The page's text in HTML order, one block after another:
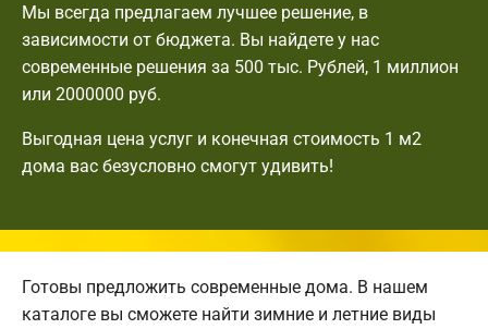
Мы всегда предлагаем лучшее решение, в
зависимости от бюджета. Вы найдете у нас
современные решения за 500 тыс. Рублей, 1 миллион
или 2000000 руб.
Выгодная цена услуг и конечная стоимость 1 м2
дома вас безусловно смогут удивить!
Готовы предложить современные дома. В нашем
каталоге вы сможете найти зимние и летние виды